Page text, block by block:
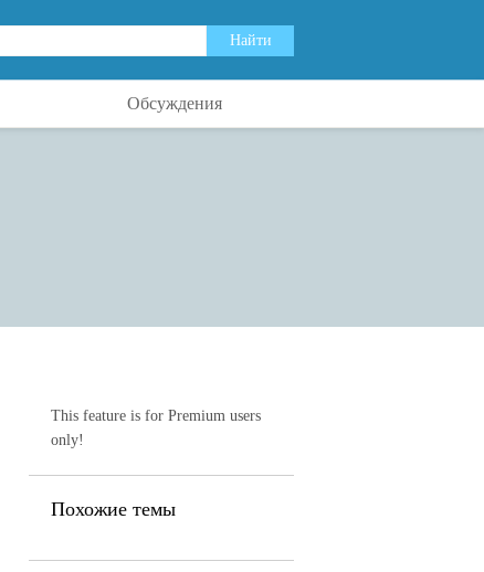
Обсуждения
This feature is for Premium users
only!
Похожие темы